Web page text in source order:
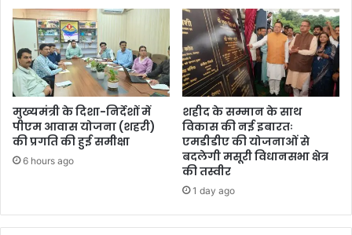
मुख्यमंत्री के दिशा-निर्देशों में
पीएम आवास योजना (शहरी)
की प्रगति की हुई समीक्षा
6 hours ago
शहीद के सम्मान के साथ
विकास की नई इबारतः
एमडीडीए की योजनाओं से
बदलेगी मसूरी विधानसभा क्षेत्र
की तस्वीर
1 day ago